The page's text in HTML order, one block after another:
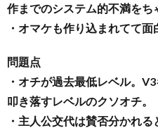
作までのシステム的不満をち
・オマケも作り込まれてて面
問題点
・オチが過去最低レベル。
叩き落すレベルのクソオチ。
・主人公交代は賛否分かれ